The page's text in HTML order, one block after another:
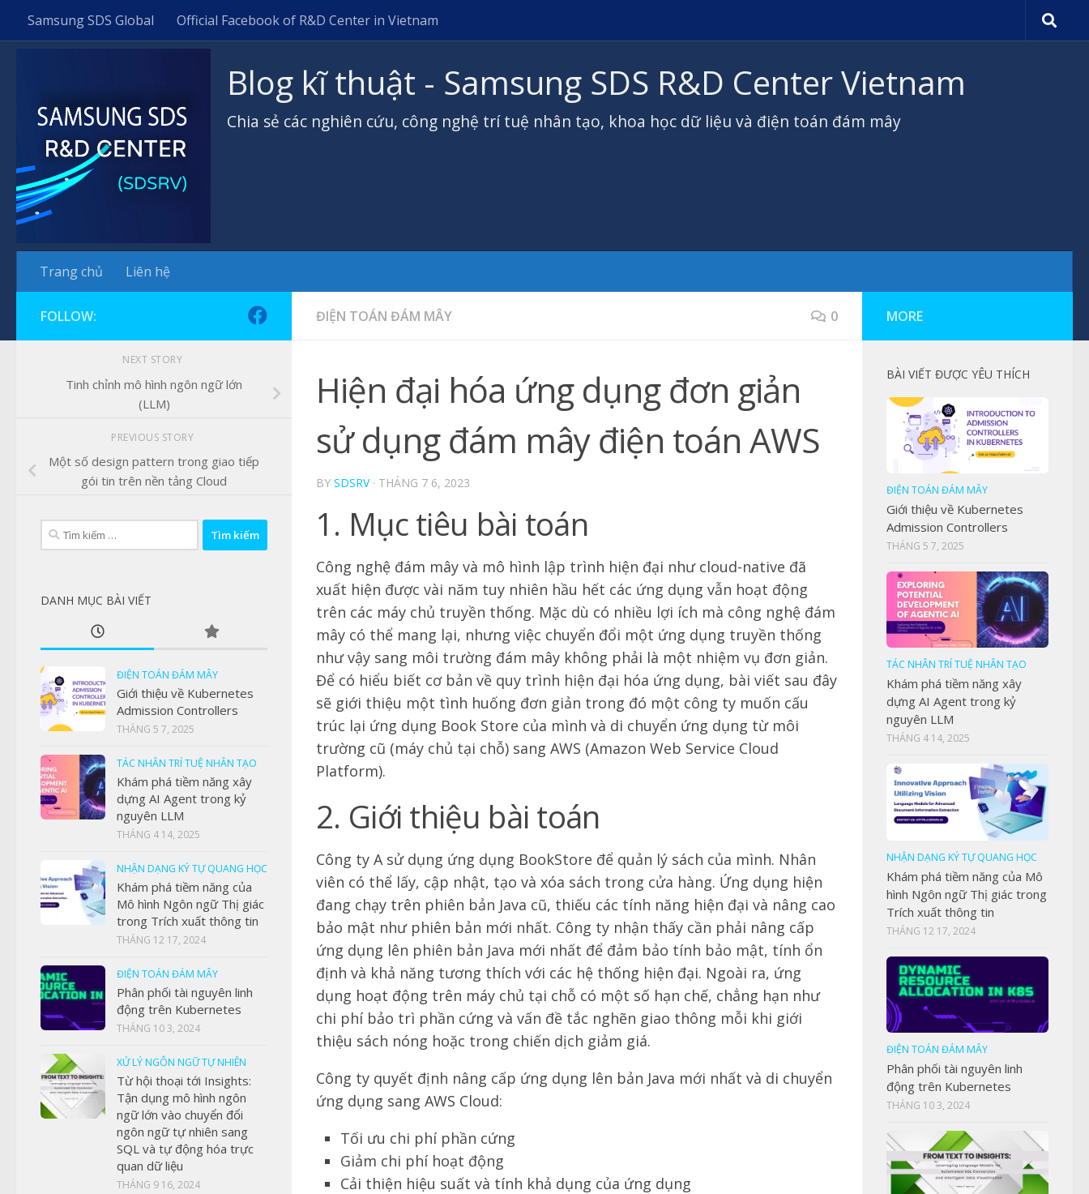
Skip to content
Samsung SDS Global Official Facebook of R&D Center in Vietnam
Blog kĩ thuật - Samsung SDS R&D Center Vietnam
Chia sẻ các nghiên cứu, công nghệ trí tuệ nhân tạo, khoa học dữ liệu và điện toán đám mây
Trang chủ Liên hệ
ĐIỆN TOÁN ĐÁM MÂY 0
Hiện đại hóa ứng dụng đơn giản
sử dụng đám mây điện toán AWS
BY SDSRV · THÁNG 7 6, 2023
1. Mục tiêu bài toán
Công nghệ đám mây và mô hình lập trình hiện đại như cloud-native đã
xuất hiện được vài năm tuy nhiên hầu hết các ứng dụng vẫn hoạt động
trên các máy chủ truyền thống. Mặc dù có nhiều lợi ích mà công nghệ đám
mây có thể mang lại, nhưng việc chuyển đổi một ứng dụng truyền thống
như vậy sang môi trường đám mây không phải là một nhiệm vụ đơn giản.
Để có hiểu biết cơ bản về quy trình hiện đại hóa ứng dụng, bài viết sau đây
sẽ giới thiệu một tình huống đơn giản trong đó một công ty muốn cấu
trúc lại ứng dụng Book Store của mình và di chuyển ứng dụng từ môi
trường cũ (máy chủ tại chỗ) sang AWS (Amazon Web Service Cloud
Platform).
2. Giới thiệu bài toán
Công ty A sử dụng ứng dụng BookStore để quản lý sách của mình. Nhân
viên có thể lấy, cập nhật, tạo và xóa sách trong cửa hàng. Ứng dụng hiện
đang chạy trên phiên bản Java cũ, thiếu các tính năng hiện đại và nâng cao
bảo mật như phiên bản mới nhất. Công ty nhận thấy cần phải nâng cấp
ứng dụng lên phiên bản Java mới nhất để đảm bảo tính bảo mật, tính ổn
định và khả năng tương thích với các hệ thống hiện đại. Ngoài ra, ứng
dụng hoạt động trên máy chủ tại chỗ có một số hạn chế, chẳng hạn như
chi phí bảo trì phần cứng và vấn đề tắc nghẽn giao thông mỗi khi giới
thiệu sách nóng hoặc trong chiến dịch giảm giá.
Công ty quyết định nâng cấp ứng dụng lên bản Java mới nhất và di chuyển
ứng dụng sang AWS Cloud:
Tối ưu chi phí phần cứng
Giảm chi phí hoạt động
Cải thiện hiệu suất và tính khả dụng của ứng dụng
FOLLOW:
NEXT STORY
Tinh chỉnh mô hình ngôn ngữ lớn
(LLM)
PREVIOUS STORY
Một số design pattern trong giao tiếp
gói tin trên nền tảng Cloud
Tìm
kiếm
DANH MỤC BÀI VIẾT
ĐIỆN TOÁN ĐÁM MÂY
Giới thiệu về Kubernetes
Admission Controllers
THÁNG 5 7, 2025
TÁC NHÂN TRÍ TUỆ NHÂN TẠO
Khám phá tiềm năng xây
dựng AI Agent trong kỷ
nguyên LLM
THÁNG 4 14, 2025
NHẬN DẠNG KÝ TỰ QUANG HỌC
Khám phá tiềm năng của
Mô hình Ngôn ngữ Thị giác
trong Trích xuất thông tin
THÁNG 12 17, 2024
ĐIỆN TOÁN ĐÁM MÂY
Phân phối tài nguyên linh
động trên Kubernetes
THÁNG 10 3, 2024
XỬ LÝ NGÔN NGỮ TỰ NHIÊN
Từ hội thoại tới Insights:
Tận dụng mô hình ngôn
ngữ lớn vào chuyển đổi
ngôn ngữ tự nhiên sang
SQL và tự động hóa trực
quan dữ liệu
THÁNG 9 16, 2024
MORE
BÀI VIẾT ĐƯỢC YÊU THÍCH
ĐIỆN TOÁN ĐÁM MÂY
Giới thiệu về Kubernetes
Admission Controllers
THÁNG 5 7, 2025
TÁC NHÂN TRÍ TUỆ NHÂN TẠO
Khám phá tiềm năng xây
dựng AI Agent trong kỷ
nguyên LLM
THÁNG 4 14, 2025
NHẬN DẠNG KÝ TỰ QUANG HỌC
Khám phá tiềm năng của Mô
hình Ngôn ngữ Thị giác trong
Trích xuất thông tin
THÁNG 12 17, 2024
ĐIỆN TOÁN ĐÁM MÂY
Phân phối tài nguyên linh
động trên Kubernetes
THÁNG 10 3, 2024